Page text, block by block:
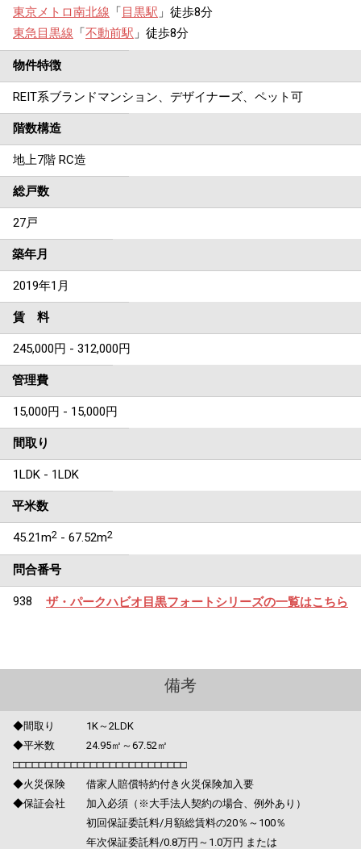
東京メトロ南北線 「目黒駅 」徒歩8分
東急目黒線 「不動前駅 」徒歩8分
物件特徴
REIT系ブランドマンション、デザイナーズ、ペット可
階数構造
地上7階 RC造
総戸数
27戸
築年月
2019年1月
賃 料
245,000円 - 312,000円
管理費
15,000円 - 15,000円
間取り
1LDK - 1LDK
平米数
45.21m2 - 67.52m2
問合番号
938 ザ・パークハビオ目黒フォートシリーズの一覧はこちら
備考
◆間取り 1K～2LDK
◆平米数 24.95㎡～67.52㎡
□□□□□□□□□□□□□□□□□□□□□□□□□□□
◆火災保険 借家人賠償特約付き火災保険加入要
◆保証会社 加入必須（※大手法人契約の場合、例外あり）
初回保証委託料/月額総賃料の20％～100％
年次保証委託料/0.8万円～1.0万円 または